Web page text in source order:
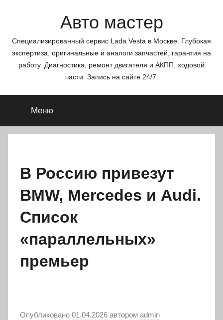
Авто мастер
Специализированный сервис Lada Vesta в Москве. Глубокая
экспертиза, оригинальные и аналоги запчастей, гарантия на
работу. Диагностика, ремонт двигателя и АКПП, ходовой
части. Запись на сайте 24/7.
Меню
В Россию привезут
BMW, Mercedes и Audi.
Список
«параллельных»
премьер
Опубликовано 01.04.2026 автором admin